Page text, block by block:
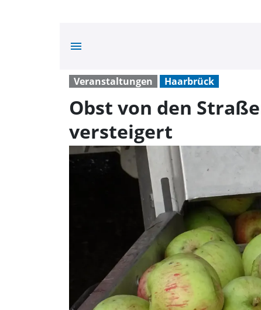
menu
Veranstaltungen Haarbrück
Obst von den
versteigert